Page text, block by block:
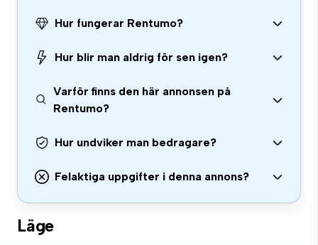
Hur fungerar Rentumo?
Hur blir man aldrig för sen igen?
Varför finns den här annonsen på
Rentumo?
Hur undviker man bedragare?
Felaktiga uppgifter i denna annons?
Läge